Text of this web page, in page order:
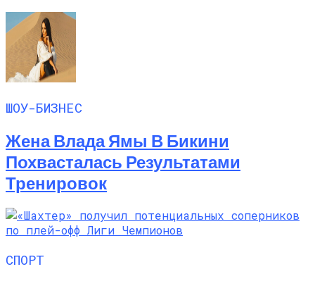
ШОУ-БИЗНЕС
Жена Влада Ямы В Бикини
Похвасталась Результатами
Тренировок
СПОРТ